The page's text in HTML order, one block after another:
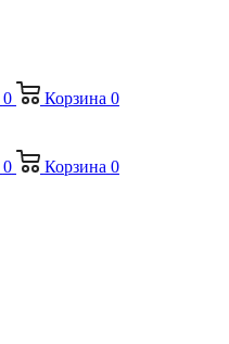
0 Корзина 0
0 Корзина 0